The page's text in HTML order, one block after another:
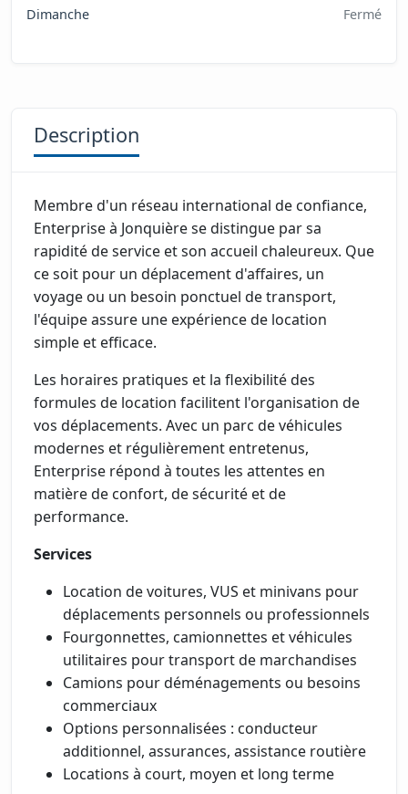
Dimanche Fermé
Description
Membre d'un réseau international de confiance,
Enterprise à Jonquière se distingue par sa
rapidité de service et son accueil chaleureux. Que
ce soit pour un déplacement d'affaires, un
voyage ou un besoin ponctuel de transport,
l'équipe assure une expérience de location
simple et efficace.
Les horaires pratiques et la flexibilité des
formules de location facilitent l'organisation de
vos déplacements. Avec un parc de véhicules
modernes et régulièrement entretenus,
Enterprise répond à toutes les attentes en
matière de confort, de sécurité et de
performance.
Services
Location de voitures, VUS et minivans pour
déplacements personnels ou professionnels
Fourgonnettes, camionnettes et véhicules
utilitaires pour transport de marchandises
Camions pour déménagements ou besoins
commerciaux
Options personnalisées : conducteur
additionnel, assurances, assistance routière
Locations à court, moyen et long terme